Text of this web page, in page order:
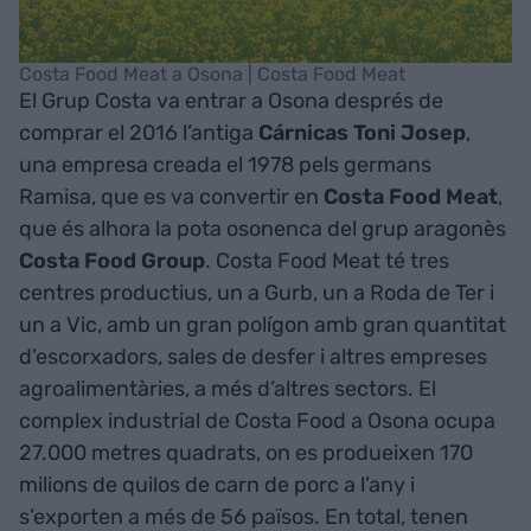
Costa Food Meat a Osona | Costa Food Meat
El Grup Costa va entrar a Osona després de
comprar el 2016 l’antiga Cárnicas Toni Josep,
una empresa creada el 1978 pels germans
Ramisa, que es va convertir en Costa Food Meat,
que és alhora la pota osonenca del grup aragonès
Costa Food Group. Costa Food Meat té tres
centres productius, un a Gurb, un a Roda de Ter i
un a Vic, amb un gran polígon amb gran quantitat
d’escorxadors, sales de desfer i altres empreses
agroalimentàries, a més d’altres sectors. El
complex industrial de Costa Food a Osona ocupa
27.000 metres quadrats, on es produeixen 170
milions de quilos de carn de porc a l’any i
s’exporten a més de 56 països. En total, tenen